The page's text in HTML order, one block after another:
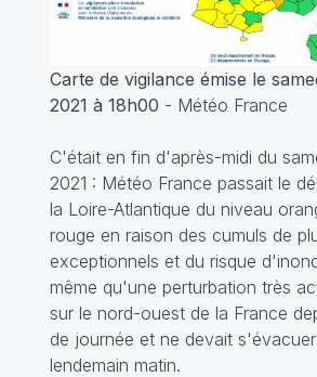
Carte de vigilance émise le
2021 à 18h00 - Météo France
C'était en fin d'après-midi du
2021 : Météo France passait le
la Loire-Atlantique du niveau
rouge en raison des cumuls de
exceptionnels et du risque
même qu'une perturbation très
sur le nord-ouest de la France
de journée et ne devait
lendemain matin.